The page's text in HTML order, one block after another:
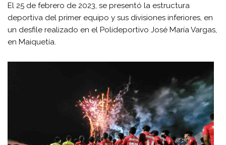
El 25 de febrero de 2023, se presentó la estructura
deportiva del primer equipo y sus divisiones inferiores, en
un desfile realizado en el Polideportivo José María Vargas,
en Maiquetía.